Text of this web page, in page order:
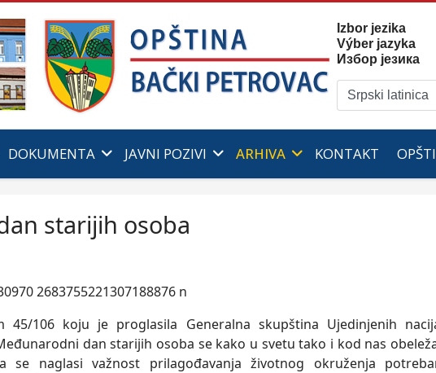
Izbor jezika
Výber jazyka
Избор језика
DOKUMENTA JAVNI POZIVI ARHIVA KONTAKT
starijih osoba
45/106 koju je proglasila Generalna skupština Ujedinjenih
dan starijih osoba se kako u svetu tako i kod nas
naglasi važnost prilagođavanja životnog okruženja